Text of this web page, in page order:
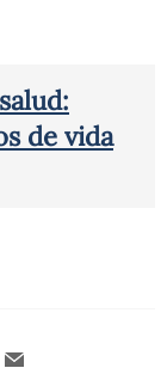
de vida